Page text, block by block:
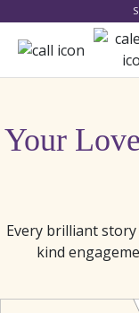
Your
Every brilliant
kind